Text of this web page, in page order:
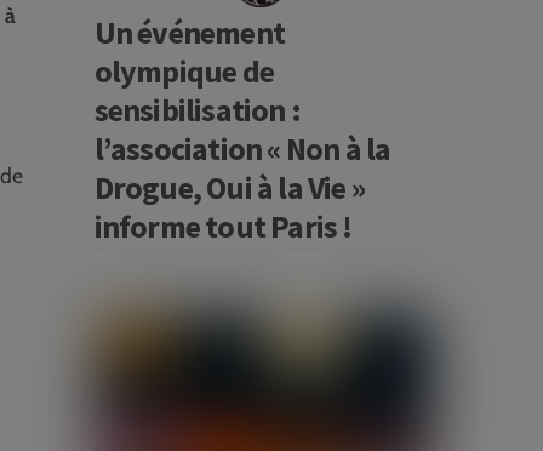
à
Un événement
olympique de
sensibilisation :
l’association « Non à la
Drogue, Oui à la Vie »
informe tout Paris !